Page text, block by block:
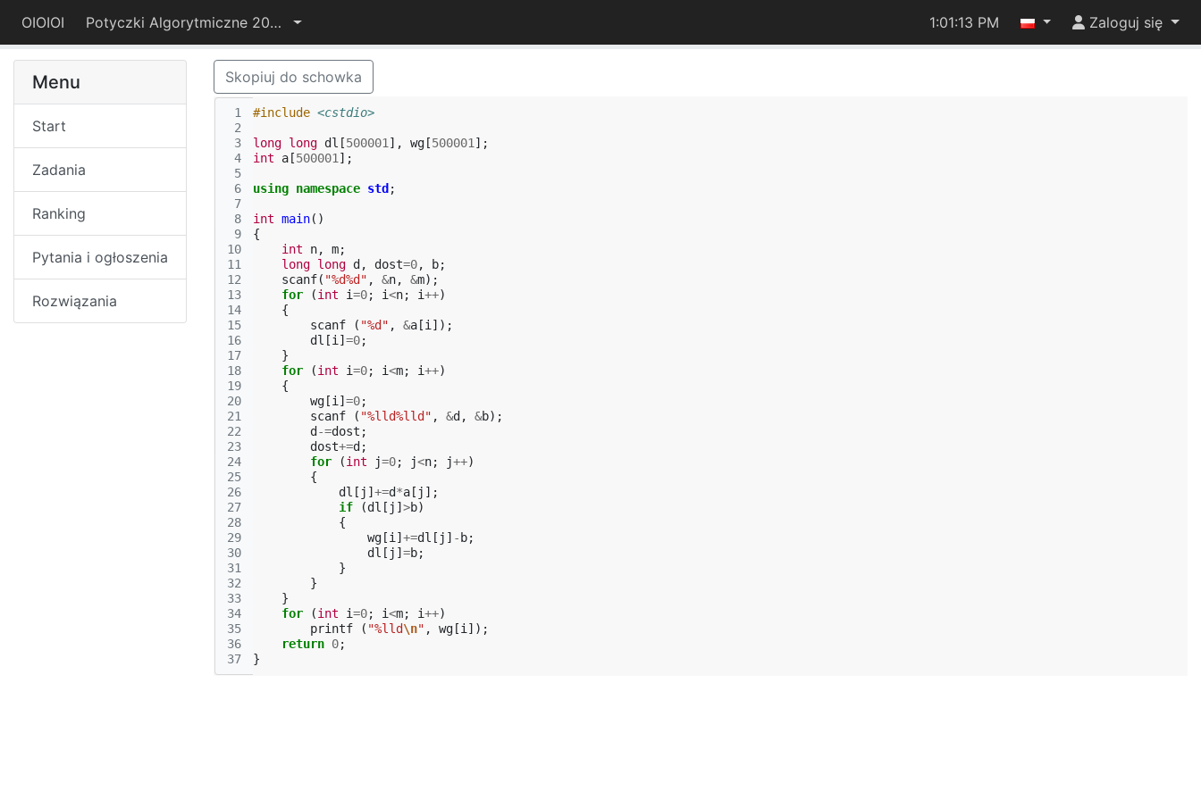
OIOIOI Potyczki Algorytmiczne 2015 1:01:13 PM Zaloguj się
Menu
Start
Zadania
Ranking
Pytania i ogłoszenia
Rozwiązania
Skopiuj do schowka
1
2
3
4
5
6
7
8
9
10
11
12
13
14
15
16
17
18
19
20
21
22
23
24
25
26
27
28
29
30
31
32
33
34
35
36
37
#include <cstdio>
long long dl [500001 ], wg [500001 ];
int
a [500001 ];
using namespace std ;
int main()
{
int
n, m;
long long d , dost=0, b;
scanf( "%d%d" , &n, &m);
for
(int i=0; i<n; i++)
{
scanf
( "%d" , &a [i ]);
dl [i ] =0;
}
for
(int i=0; i<m; i++)
{
wg [i ] =0;
scanf
( "%lld%lld" , &d , &b);
d -=dost ;
dost+=d ;
for
(int j=0; j<n; j++)
{
dl [ j ] +=d*a [ j ];
if
(dl [ j ] >b)
{
wg [i ] +=dl [ j ] - b;
dl [ j ] =b;
}
}
}
for
(int i=0; i<m; i++)
printf
( "%lld\n" , wg [i ]);
return 0;
}